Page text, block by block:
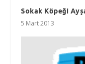
Sokak Köpeği
5 Mart 2013